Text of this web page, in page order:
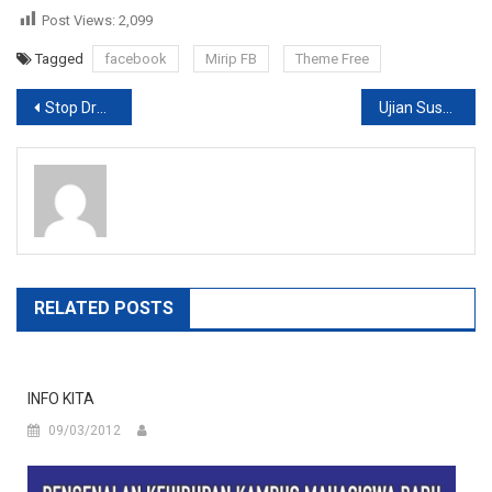
Post Views: 2,099
Tagged facebook Mirip FB Theme Free
Post
navigation
Stop Dreaming Start Action
RELATED POSTS
INFO KITA
09/03/2012